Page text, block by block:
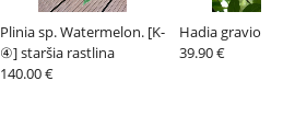
Plinia sp. Watermelon. [K-
④] staršia rastlina
140.00 €
Hadia graviola.
39.90 €